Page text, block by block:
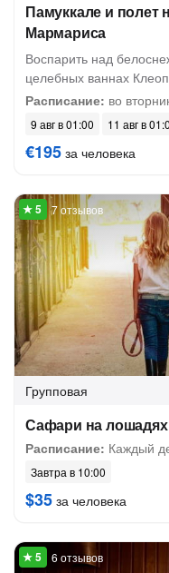
Памуккале и полет
Мармариса
Воспарить над
целебных ваннах
Расписание: во
9 авг в 01:00 11 авг в
€195 за человека
7 отзывов
Групповая
Сафари на
Расписание: Каждый
Завтра в 10:00
$35 за человека
6 отзывов